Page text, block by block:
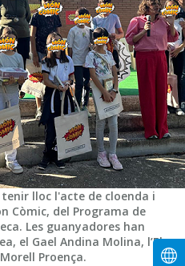
lloc l'acte de cloenda i
Còmic, del Programa de
Les guanyadores han
el Gael Andina Molina, l’Elsa
Proença.